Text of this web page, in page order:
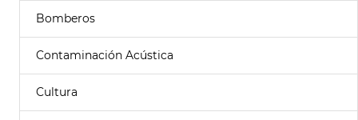
Bomberos
Contaminación Acústica
Cultura